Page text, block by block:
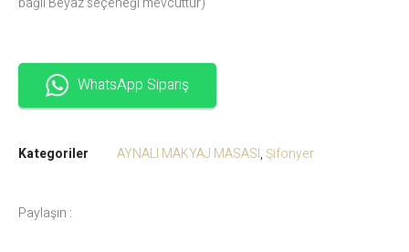
WhatsApp Sipariş
Kategoriler AYNALI MAKYAJ MASASI,Şifonyer
Paylaşın :